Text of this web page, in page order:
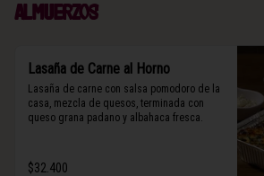
Almuerzos
Lasaña de Carne al Horno
Lasaña de carne con salsa pomodoro de la
casa, mezcla de quesos, terminada con
queso grana padano y albahaca fresca.
$32.400